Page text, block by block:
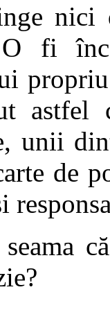
nici
fi
astfel
unii
de